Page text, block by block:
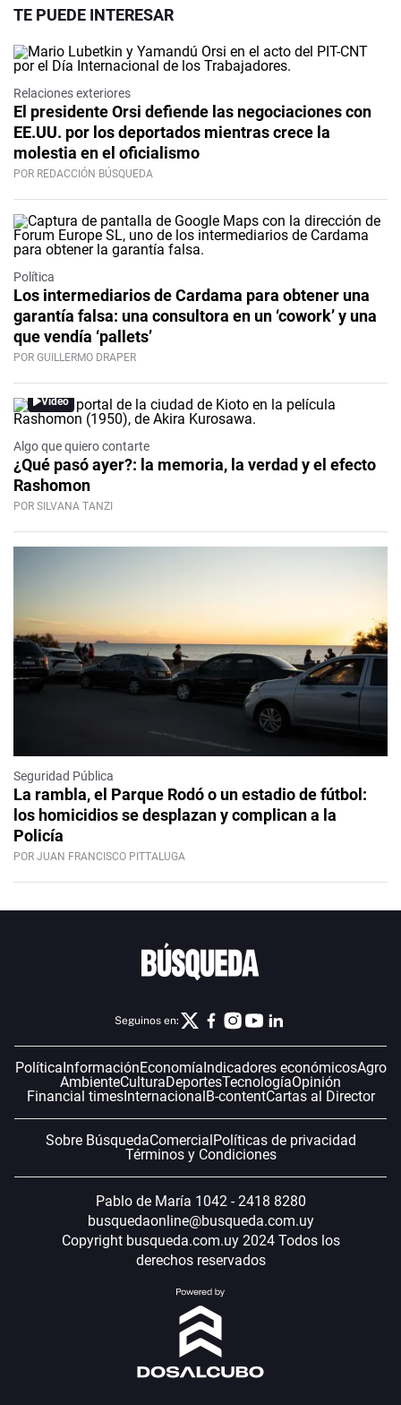
TE PUEDE INTERESAR
Relaciones exteriores
El presidente Orsi defiende las negociaciones con
EE.UU. por los deportados mientras crece la
molestia en el oficialismo
POR REDACCIÓN BÚSQUEDA
Política
Los intermediarios de Cardama para obtener una
garantía falsa: una consultora en un ‘cowork’ y una
que vendía ‘pallets’
POR GUILLERMO DRAPER
Video
Algo que quiero contarte
¿Qué pasó ayer?: la memoria, la verdad y el efecto
Rashomon
POR SILVANA TANZI
Seguridad Pública
La rambla, el Parque Rodó o un estadio de fútbol:
los homicidios se desplazan y complican a la
Policía
POR JUAN FRANCISCO PITTALUGA
Seguinos en:
PolíticaInformaciónEconomíaIndicadores económicosAgro
AmbienteCulturaDeportesTecnologíaOpinión
Financial timesInternacionalB-contentCartas al Director
Sobre BúsquedaComercialPolíticas de privacidad
Términos y Condiciones
Pablo de María 1042 - 2418 8280
busquedaonline@busqueda.com.uy
Copyright busqueda.com.uy 2024 Todos los
derechos reservados